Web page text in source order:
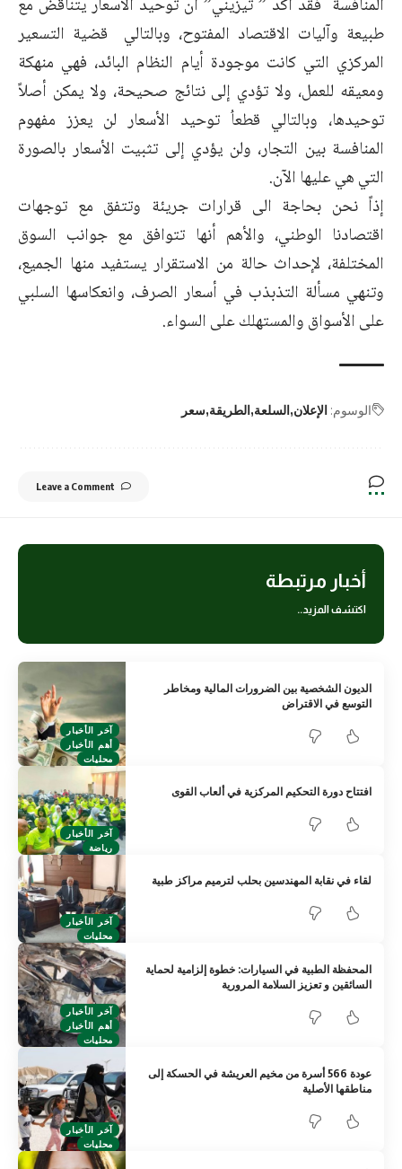
المنافسة فقد أكد ” تيزيني” أن توحيد الأسعار يتناقض مع
طبيعة وآليات الاقتصاد المفتوح، وبالتالي قضية التسعير
المركزي التي كانت موجودة أيام النظام البائد، فهي منهكة
ومعيقه للعمل، ولا تؤدي إلى نتائج صحيحة، ولا يمكن أصلاً
توحيدها، وبالتالي قطعاُ توحيد الأسعار لن يعزز مفهوم
المنافسة بين التجار، ولن يؤدي إلى تثبيت الأسعار بالصورة
التي هي عليها الآن.
إذاً نحن بحاجة الى قرارات جريئة وتتفق مع توجهات
اقتصادنا الوطني، والأهم أنها تتوافق مع جوانب السوق
المختلفة، لإحداث حالة من الاستقرار يستفيد منها الجميع،
وتنهي مسألة التذبذب في أسعار الصرف، وانعكاسها السلبي
على الأسواق والمستهلك على السواء.
الوسوم: الإعلان السلعة الطريقة سعر
Leave a Comment
أخبار مرتبطة
اكتشف المزيد..
آخر الأخبار
أهم الأخبار
محليات
الديون الشخصية بين الضرورات المالية ومخاطر
التوسع في الاقتراض
آخر الأخبار
رياضة
افتتاح دورة التحكيم المركزية في ألعاب القوى
آخر الأخبار
محليات
لقاء في نقابة المهندسين بحلب لترميم مراكز طبية
آخر الأخبار
أهم الأخبار
محليات
المحفظة الطبية في السيارات: خطوة إلزامية لحماية
السائقين و تعزيز السلامة المرورية
آخر الأخبار
محليات
عودة 566 أسرة من مخيم العريشة في الحسكة إلى
مناطقها الأصلية